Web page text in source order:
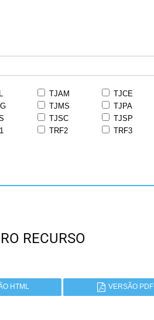
TJAM
TJCE
TJMS
TJPA
TJSC
TJSP
TRF2
TRF3
RECURSO
HTML VERSÃO PDF